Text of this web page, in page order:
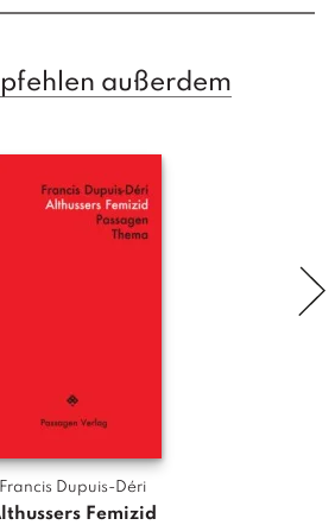
außerdem
Francis Dupuis-Déri
Femizid